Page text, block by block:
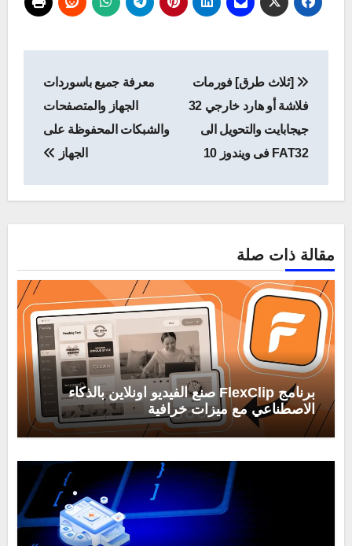
المقالات
[ثلاث طرق] فورمات
فلاشة أو هارد خارجي 32
جيجابايت والتحويل الى
FAT32 فى ويندوز 10
معرفة جميع باسوردات
الجهاز والمتصفحات
والشبكات المحفوظة على
الجهاز
مقالة ذات صلة
برنامج FlexClip صنع الفيديو اونلاين بالذكاء
الاصطناعي مع ميزات خرافية